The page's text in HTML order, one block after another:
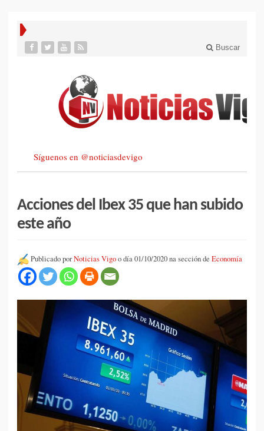
Buscar
Síguenos en @noticiasdevigo
Acciones del Ibex 35 que han subido
este año
Publicado porNoticias Vigoo día 01/10/2020 na sección de Economía